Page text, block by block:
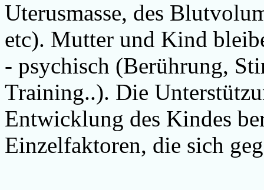
Uterusmasse, des
etc). Mutter und Kind
- psychisch (Berührung,
Training..). Die
Entwicklung des Kindes
Einzelfaktoren, die sich